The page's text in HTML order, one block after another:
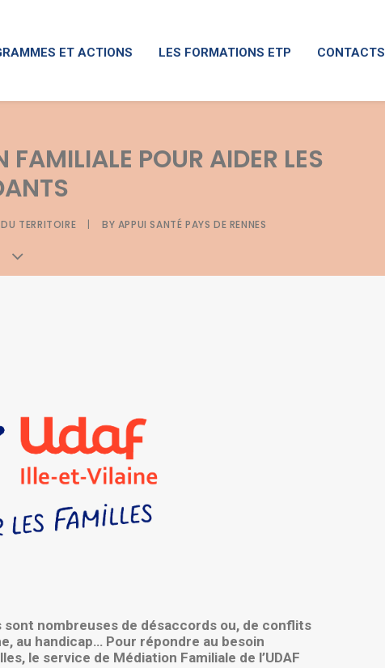
ET ACTIONS LES FORMATIONS ETP CONTACTS
POUR AIDER LES
TERRITOIRE | BY APPUI SANTÉ PAYS DE RENNES
sont nombreuses de désaccords ou, de conflits
au handicap… Pour répondre au besoin
le service de Médiation Familiale de l’UDAF